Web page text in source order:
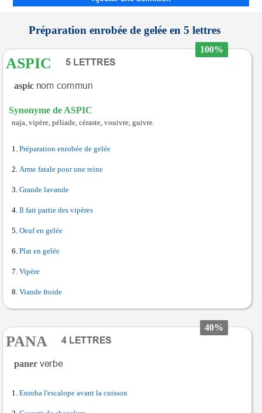
Préparation enrobée de gelée en 5 lettres
100%
ASPIC
aspic
Synonyme de ASPIC
naja, vipère, péliade, céraste, vouivre, guivre.
Préparation enrobée de gelée
Arme fatale pour une reine
Grande lavande
Il fait partie des vipères
Oeuf en gelée
Plat en gelée
Vipère
Viande froide
40%
PANA
paner
Enroba l'escalope avant la cuisson